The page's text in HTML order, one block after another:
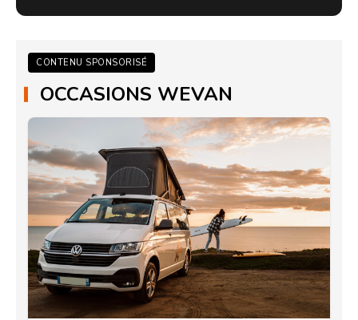
CONTENU SPONSORISÉ
OCCASIONS WEVAN